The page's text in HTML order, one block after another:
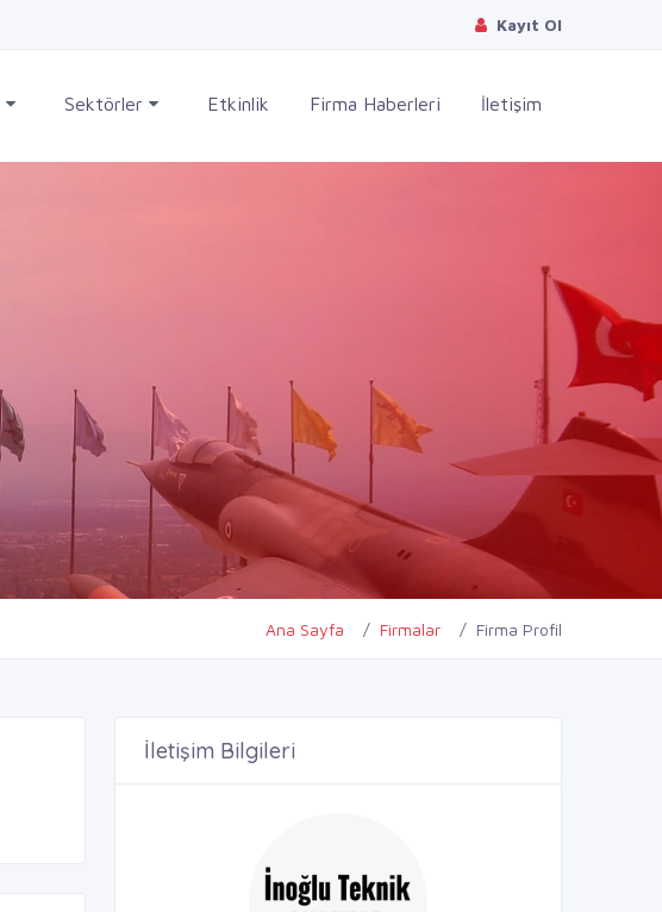
Kayıt Ol
Sektörler Etkinlik Firma Haberleri İletişim
Ana Sayfa Firmalar Firma Profil
İletişim Bilgileri